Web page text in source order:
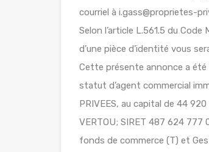
courriel à i.gass@proprietes-
Selon l’article L.561.5 du
d’une pièce d’identité vous
Cette présente annonce a été
statut d’agent commercial
PRIVEES, au capital de 44 920
VERTOU; SIRET 487 624
fonds de commerce (T) et